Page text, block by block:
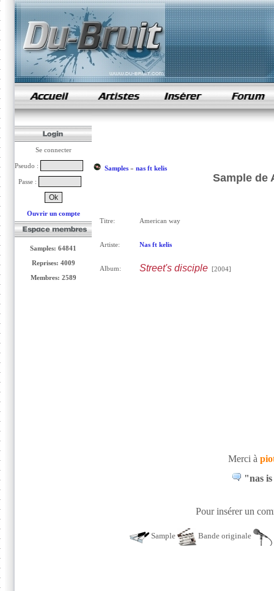
samples de rap
Se connecter
Pseudo :
Passe :
Ouvrir un compte
Samples: 64841
Reprises: 4009
Membres: 2589
Samples» nas ft kelis
Sample de
Titre: American way
Artiste: Nas ft kelis
Album: Street's disciple[2004]
Merci à
"nas
Pour insérer un
Sample Bande originale